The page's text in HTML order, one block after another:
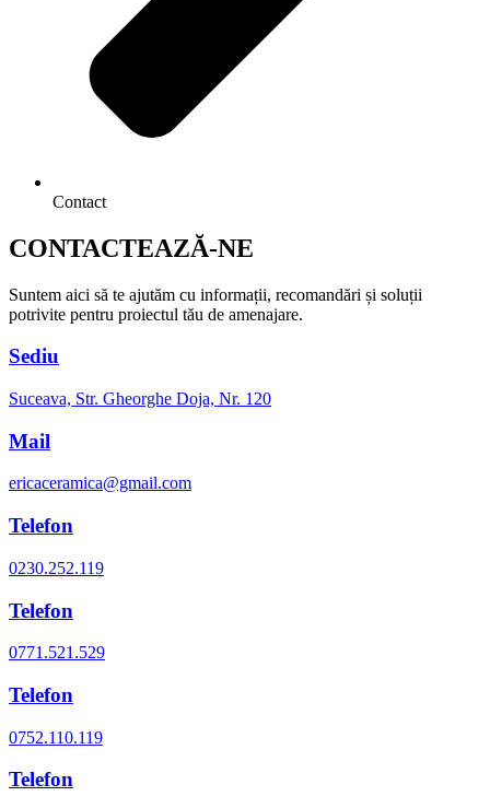
Contact
CONTACTEAZĂ-NE
Suntem aici să te ajutăm cu informații, recomandări și soluții
potrivite pentru proiectul tău de amenajare.
Sediu
Suceava, Str. Gheorghe Doja, Nr. 120
Mail
ericaceramica@gmail.com
Telefon
0230.252.119
Telefon
0771.521.529
Telefon
0752.110.119
Telefon